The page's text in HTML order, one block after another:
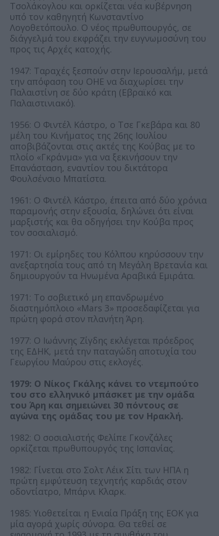
Τσολάκογλου και ορκίζεται νέα κυβέρνηση
υπό τον καθηγητή Κωνσταντίνο
Λογοθετόπουλο. Ο νέος πρωθυπουργός, σε
διάγγελμά του εκφράζει την ευγνωμοσύνη του
προς τις Αρχές κατοχής.
1947: Ταραχές ξεσπούν στην Ιερουσαλήμ, μετά
την απόφαση του ΟΗΕ να διαχωρίσει την
Παλαιστίνη σε δύο κράτη (Εβραϊκό και
Παλαιστινιακό).
1956: Ο Φιντέλ Κάστρο, ο Τσε Γκεβάρα και 80
μέλη του Κινήματος της 26ης Ιουλίου
αποβιβάζονται στις ακτές της Κούβας με το
πλοίο «Γκράνμα» για να ξεκινήσουν την
Επανάσταση, εναντίον του δικτάτορα
Φουλσένσιο Μπατίστα.
1961: Ο Φιντέλ Κάστρο, έπειτα από δύο χρόνια
παραμονής στην εξουσία, δηλώνει ότι είναι
μαρξιστής και θα οδηγήσει την Κούβα προς
τον σοσιαλισμό.
1971: Οι εμίρηδες του Κόλπου κηρύσσουν την
ανεξαρτησία τους από τη Μεγάλη Βρετανία και
δημιουργούν τα Ηνωμένα Αραβικά Εμιράτα.
1971: Το σοβιετικό μη επανδρωμένο
διαστημόπλοιο «Mars 3» προσεδαφίζεται για
πρώτη φορά στον πλανήτη Άρη.
1977: Ο Ιωάννης Ζίγδης εκλέγεται πρόεδρος
της ΕΔΗΚ, μετά την παταγώδη αποτυχία του
Γεωργίου Μαύρου στις εκλογές.
1979: Ο Νίκος Γκάλης κάνει το ντεμπούτο
του στο ελληνικό μπάσκετ με την ομάδα
του Άρη και σημειώνει 30 πόντους σε
αγώνα της ομάδας του με τον Ηρακλή.
1982: Ο σοσιαλιστής Φελίπε Γκονζάλες
ορκίζεται πρωθυπουργός της Ισπανίας.
1982: Γίνεται στο Σολτ Λέικ Σίτι των ΗΠΑ η
πρώτη εμφύτευση τεχνητής καρδιάς στον
οδοντίατρο, Μπάρνι Κλαρκ.
1985: Υιοθετείται η Ενιαία Πράξη της ΕΟΚ για
μία αγορά χωρίς σύνορα. Θα τεθεί σε